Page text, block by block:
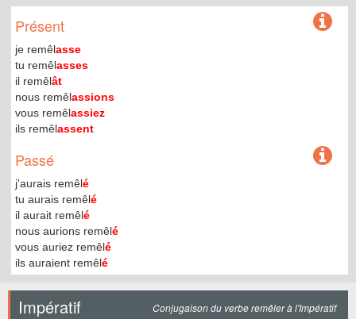
Présent
je remêlasse
tu remêlasses
il remêlât
nous remêlassions
vous remêlassiez
ils remêlassent
Passé
j'aurais remêlé
tu aurais remêlé
il aurait remêlé
nous aurions remêlé
vous auriez remêlé
ils auraient remêlé
Impératif Conjugaison du verbe remêler à l'Impératif